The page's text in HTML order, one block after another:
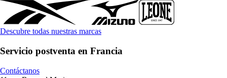
Descubre todas nuestras marcas
Servicio postventa en Francia
Contáctanos